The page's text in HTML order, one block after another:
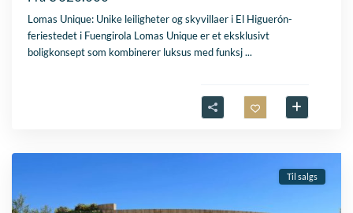
Lomas Unique: Unike leiligheter og skyvillaer i El Higuerón-
feriestedet i Fuengirola Lomas Unique er et eksklusivt
boligkonsept som kombinerer luksus med funksj...
Til salgs